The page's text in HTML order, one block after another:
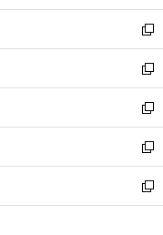
開
く
ウ
で
開
く
ン
ド
ウ
で
開
く
ウ
ィ
ン
ド
ウ
で
開
く
新
し
い
ウ
ィ
ン
ド
ウ
で
開
新
し
い
ウ
ィ
ン
ド
ウ
新
し
い
ウ
ィ
ン
新
し
い
ウ
新
し